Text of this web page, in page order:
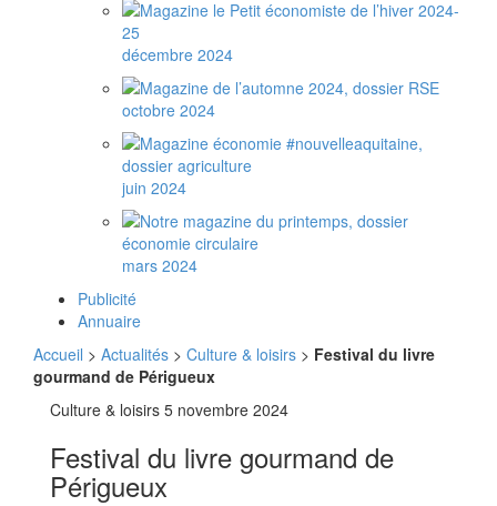
décembre 2024
octobre 2024
juin 2024
mars 2024
Publicité
Annuaire
Accueil > Actualités > Culture & loisirs > Festival du livre
gourmand de Périgueux
Culture & loisirs 5 novembre 2024
Festival du livre gourmand de
Périgueux